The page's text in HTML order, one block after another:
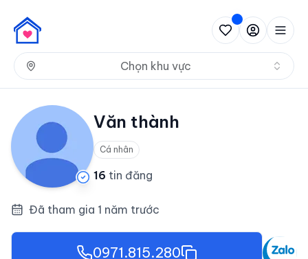
Chọn khu vực
Văn thành
Cá nhân
16 tin đăng
Đã tham gia 1 năm trước
0971.815.280